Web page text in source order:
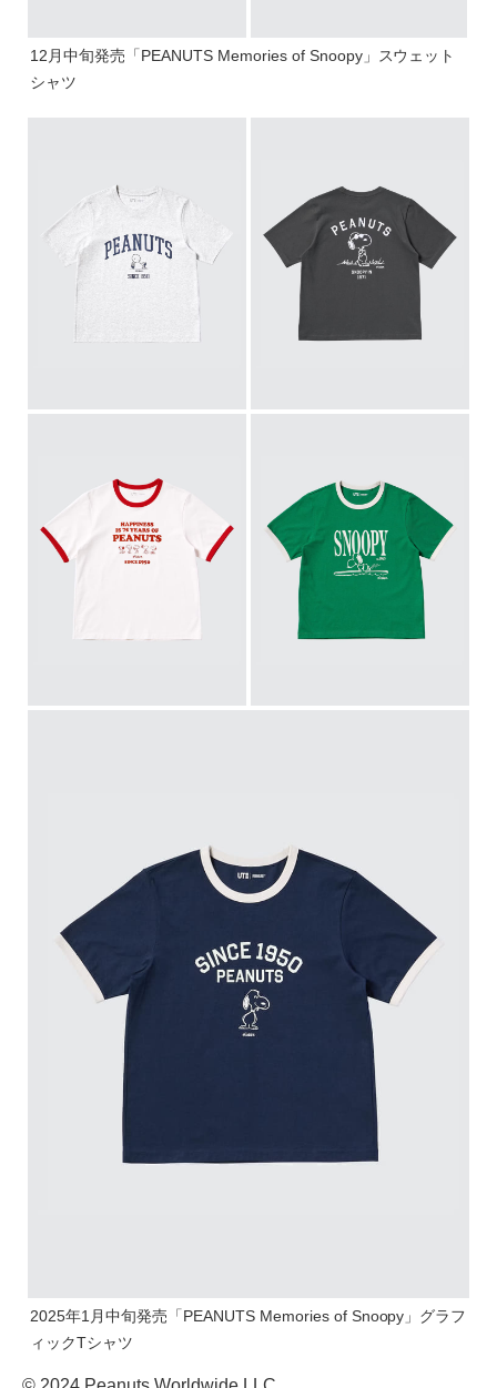
12月中旬発売「PEANUTS Memories of Snoopy」スウェット
シャツ
2025年1月中旬発売「PEANUTS Memories of Snoopy」グラフ
ィックTシャツ